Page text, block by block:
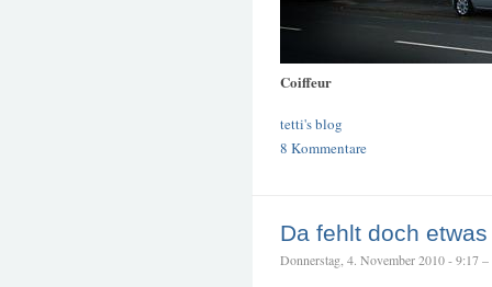
Coiffeur
tetti's blog
8 Kommentare
Da fehlt doch etwas
Donnerstag, 4. November 2010 - 9:17 –